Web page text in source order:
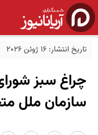
تاریخ انتشار: 16 ژوئن 2026
چراغ سبز
سازمان ملل